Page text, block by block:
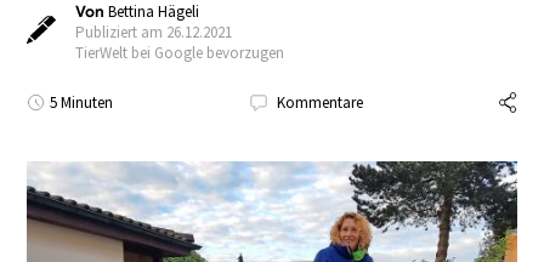
VonBettina Hägeli
Publiziert am 26.12.2021
TierWelt bei Google bevorzugen
5 Minuten Kommentare